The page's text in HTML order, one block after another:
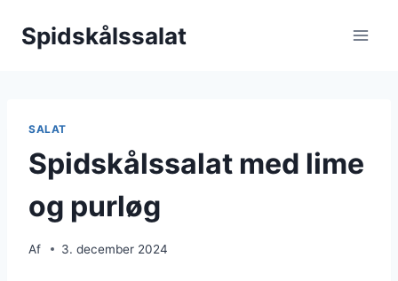
Spidskålssalat
SALAT
Spidskålssalat med lime
og purløg
Af 3. december 2024